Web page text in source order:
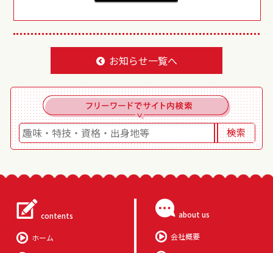
お知らせ一覧へ
contents
ホーム
about us
会社概要